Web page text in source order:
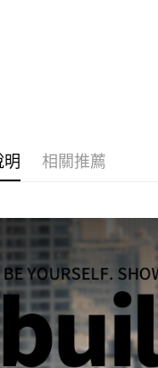
明 相關推薦